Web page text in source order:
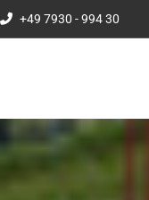
+49 7930 - 994 30